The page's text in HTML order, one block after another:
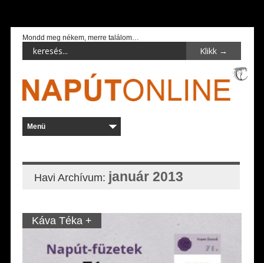
Mondd meg nékem, merre találom…
Havi Archívum: január 2013
Káva Téka +